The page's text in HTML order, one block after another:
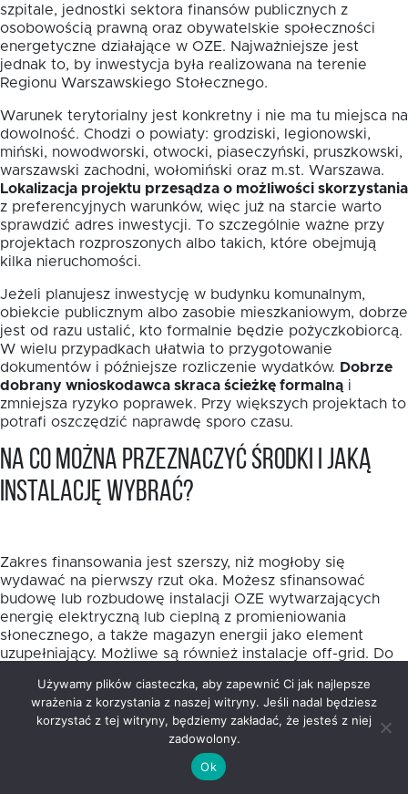
szpitale, jednostki sektora finansów publicznych z
osobowością prawną oraz obywatelskie społeczności
energetyczne działające w OZE. Najważniejsze jest
jednak to, by inwestycja była realizowana na terenie
Regionu Warszawskiego Stołecznego.
Warunek terytorialny jest konkretny i nie ma tu miejsca na
dowolność. Chodzi o powiaty: grodziski, legionowski,
miński, nowodworski, otwocki, piaseczyński, pruszkowski,
warszawski zachodni, wołomiński oraz m.st. Warszawa.
Lokalizacja projektu przesądza o możliwości skorzystania
z preferencyjnych warunków, więc już na starcie warto
sprawdzić adres inwestycji. To szczególnie ważne przy
projektach rozproszonych albo takich, które obejmują
kilka nieruchomości.
Jeżeli planujesz inwestycję w budynku komunalnym,
obiekcie publicznym albo zasobie mieszkaniowym, dobrze
jest od razu ustalić, kto formalnie będzie pożyczkobiorcą.
W wielu przypadkach ułatwia to przygotowanie
dokumentów i późniejsze rozliczenie wydatków. Dobrze
dobrany wnioskodawca skraca ścieżkę formalną i
zmniejsza ryzyko poprawek. Przy większych projektach to
potrafi oszczędzić naprawdę sporo czasu.
Na co można przeznaczyć środki i jaką
instalację wybrać?
Zakres finansowania jest szerszy, niż mogłoby się
wydawać na pierwszy rzut oka. Możesz sfinansować
budowę lub rozbudowę instalacji OZE wytwarzających
energię elektryczną lub cieplną z promieniowania
słonecznego, a także magazyn energii jako element
uzupełniający. Możliwe są również instalacje off-grid. Do
przyłączenie źródeł OZE do sieci energetycznych lub
ciepłowniczych.
Wybór samej technologii warto oprzeć nie na modzie,
lecz na realnym profilu zużycia energii. W projektach
publicznych i mieszkaniowych fotowoltaika często
Używamy plików ciasteczka, aby zapewnić Ci jak najlepsze
wrażenia z korzystania z naszej witryny. Jeśli nadal będziesz
korzystać z tej witryny, będziemy zakładać, że jesteś z niej
zadowolony.
Ok